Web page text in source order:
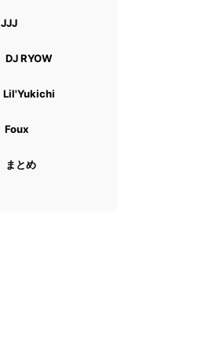
JJJ
DJ RYOW
Lil'Yukichi
Foux
まとめ